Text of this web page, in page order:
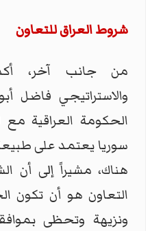
شروط العراق للتعاون
من جانب آخر، أكد
والاستراتيجي فاضل
الحكومة العراقية
سوريا يعتمد على
هناك، مشيراً إلى أن
التعاون هو أن تكون
ونزيهة وتحظى